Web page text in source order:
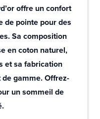
offre un confort
de pointe pour des
Sa composition
en coton naturel,
et sa fabrication
gamme. Offrez-
un sommeil de